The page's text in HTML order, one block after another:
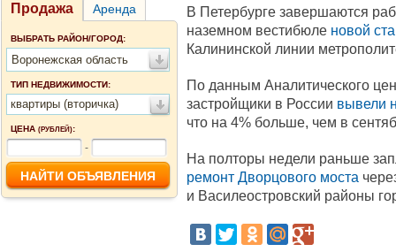
Продажа Аренда
ВЫБРАТЬ РАЙОН/ГОРОД:
Воронежская область
ТИП НЕДВИЖИМОСТИ:
квартиры (вторичка)
ЦЕНА (РУБЛЕЙ):
-
В Петербурге завершаются
наземном вестибюле новой
Калининской линии
По данным Аналитического
застройщики в России вывели
что на 4% больше, чем в
На полторы недели раньше
ремонт Дворцового моста
и Василеостровский районы